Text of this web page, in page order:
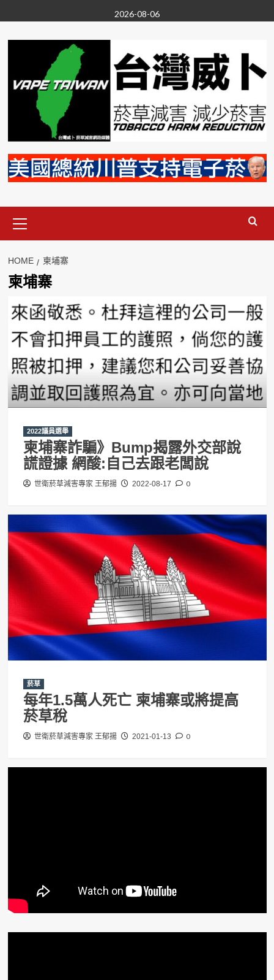
to
content
2026-08-06
Menu
HOME 柬埔寨
柬埔寨
2022議員選舉
柬埔寨詐騙》Bump揭露外交部說
謊證據 網酸:自己去跟老闆說
世衛菸草減害專家 王郁揚 2022-08-17 0
菸草
每年1.5萬人死亡 柬埔寨或將提高
菸草稅
世衛菸草減害專家 王郁揚 2021-01-13 0